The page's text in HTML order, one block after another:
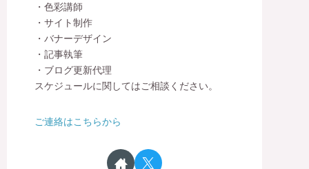
・色彩講師
・サイト制作
・バナーデザイン
・記事執筆
・ブログ更新代理
スケジュールに関してはご相談ください。
ご連絡はこちらから